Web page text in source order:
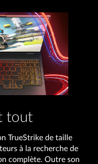
tout
TrueStrike de taille
à la recherche de
complète. Outre son